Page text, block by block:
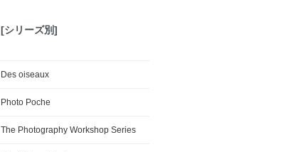
[シリーズ別]
Des oiseaux
Photo Poche
The Photography Workshop Series